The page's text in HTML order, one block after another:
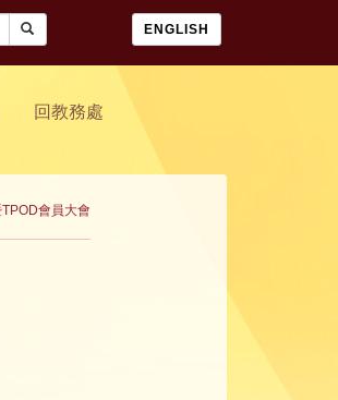
ENGLISH
回教務處
會員大會